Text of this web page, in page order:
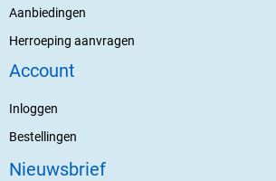
Aanbiedingen
Herroeping aanvragen
Account
Inloggen
Bestellingen
Nieuwsbrief